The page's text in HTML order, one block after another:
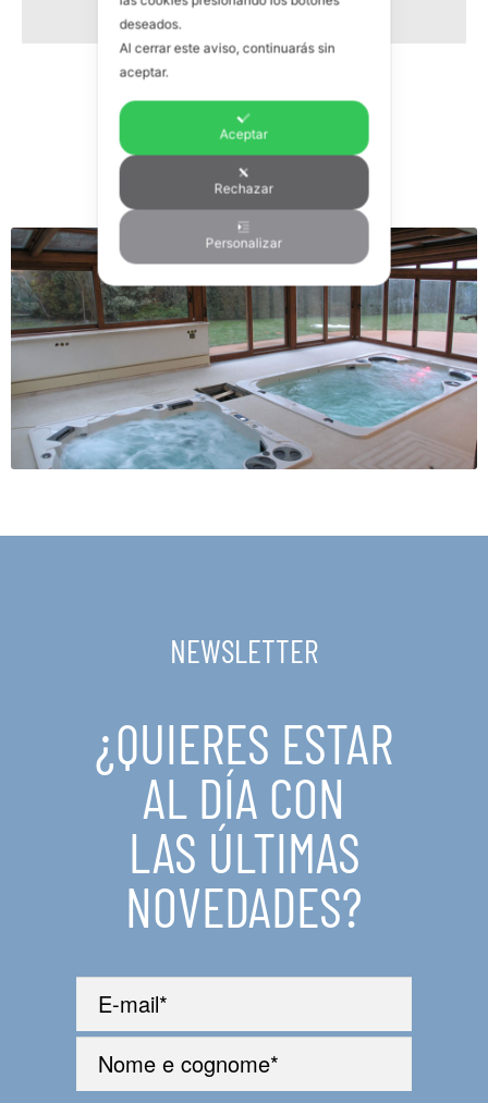
NEWSLETTER
¿QUIERES ESTAR
AL DÍA CON
LAS ÚLTIMAS
NOVEDADES?
deseados.
Al cerrar este aviso, continuarás sin
aceptar.
Aceptar
Rechazar
Personalizar